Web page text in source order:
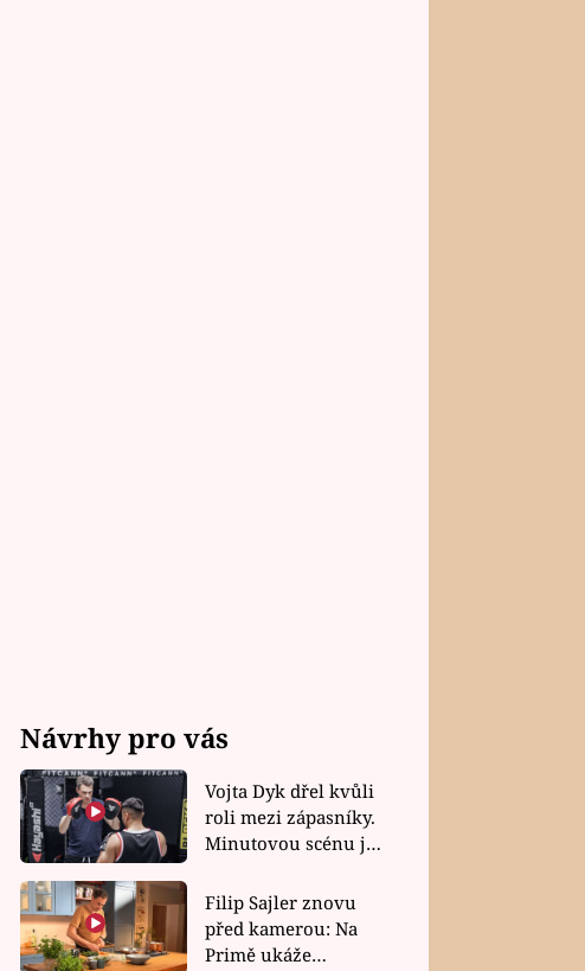
Návrhy pro vás
Vojta Dyk dřel kvůli
roli mezi zápasníky.
Minutovou scénu jel
Filip Sajler znovu
před kamerou: Na
Primě ukáže